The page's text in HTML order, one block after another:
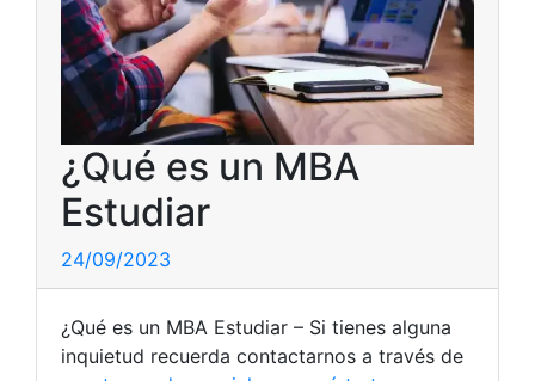
¿Qué es un MBA
Estudiar
24/09/2023
¿Qué es un MBA Estudiar – Si tienes alguna
inquietud recuerda contactarnos a través de